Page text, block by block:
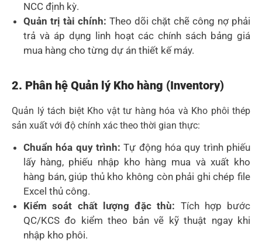
NCC định kỳ.
Quản trị tài chính: Theo dõi chặt chẽ công nợ phải
trả và áp dụng linh hoạt các chính sách bảng giá
mua hàng cho từng dự án thiết kế máy.
2. Phân hệ Quản lý Kho hàng (Inventory)
Quản lý tách biệt Kho vật tư hàng hóa và Kho phôi thép
sản xuất với độ chính xác theo thời gian thực:
Chuẩn hóa quy trình: Tự động hóa quy trình phiếu
lấy hàng, phiếu nhập kho hàng mua và xuất kho
hàng bán, giúp thủ kho không còn phải ghi chép file
Excel thủ công.
Kiểm soát chất lượng đặc thù: Tích hợp bước
QC/KCS đo kiểm theo bản vẽ kỹ thuật ngay khi
nhập kho phôi.